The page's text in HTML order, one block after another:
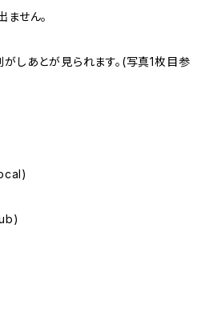
せん。
がしあとが見られます。(写真1枚目参